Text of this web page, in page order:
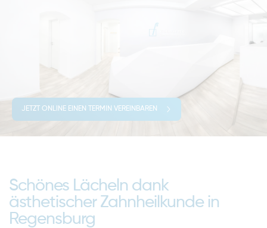
JETZT ONLINE EINEN TERMIN VEREINBAREN
Schönes Lächeln dank
ästhetischer Zahnheilkunde in
Regensburg